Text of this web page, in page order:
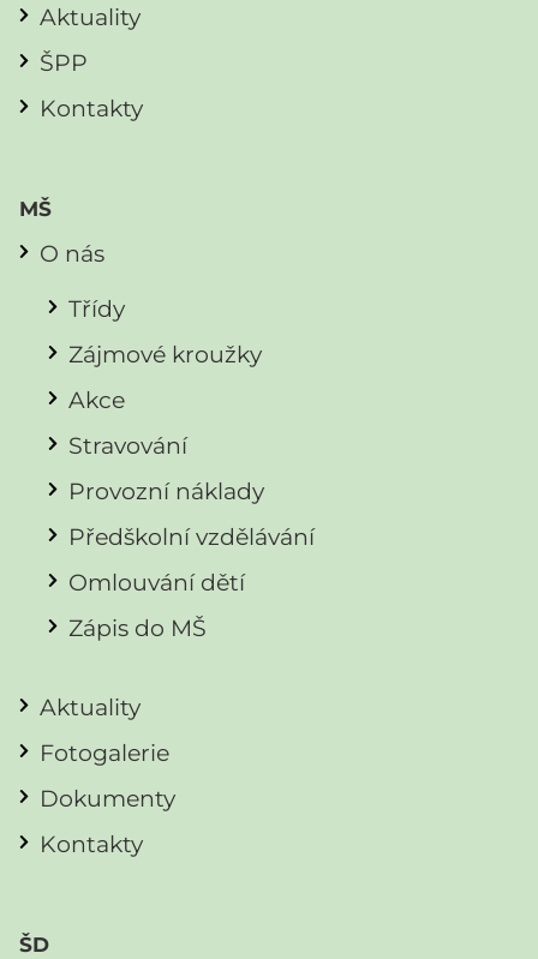
Aktuality
ŠPP
Kontakty
MŠ
O nás
Třídy
Zájmové kroužky
Akce
Stravování
Provozní náklady
Předškolní vzdělávání
Omlouvání dětí
Zápis do MŠ
Aktuality
Fotogalerie
Dokumenty
Kontakty
ŠD